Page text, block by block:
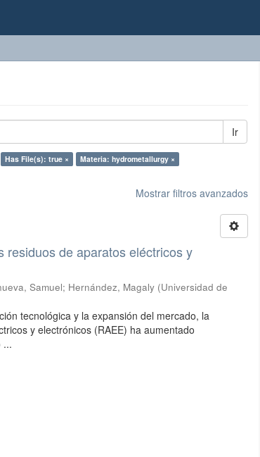
Ir
Has File(s): true ×
Materia: hydrometallurgy ×
Mostrar filtros avanzados
residuos de aparatos eléctricos y
Samuel; Hernández, Magaly (Universidad de
tecnológica y la expansión del mercado, la
y electrónicos (RAEE) ha aumentado
...